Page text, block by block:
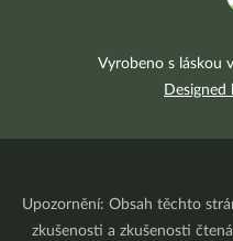
Vyrobeno s láskou
Designed
Upozornění: Obsah těchto
zkušenosti a zkušenosti